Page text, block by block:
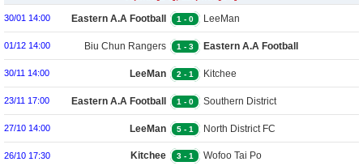
30/01 14:00 Eastern A.A Football
Team
1 - 0 LeeMan
01/12 14:00 Biu Chun Rangers 1 - 3 Eastern A.A Football
Team
30/11 14:00 LeeMan 2 - 1 Kitchee
23/11 17:00 Eastern A.A Football
Team
1 - 0 Southern District
27/10 14:00 LeeMan 5 - 1 North District FC
26/10 17:30 Kitchee 3 - 1 Wofoo Tai Po